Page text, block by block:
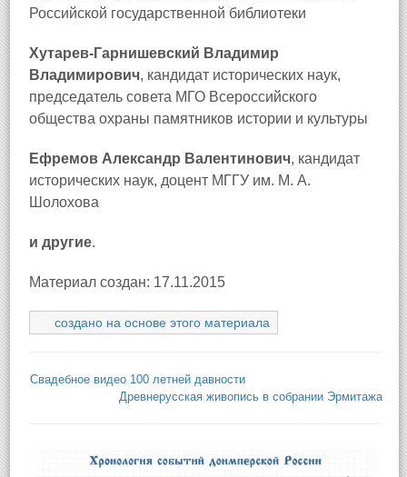
Российской государственной библиотеки
Хутарев-Гарнишевский Владимир
Владимирович, кандидат исторических наук,
председатель совета МГО Всероссийского
общества охраны памятников истории и культуры
Ефремов Александр Валентинович, кандидат
исторических наук, доцент МГГУ им. М. А.
Шолохова
и другие.
Материал создан: 17.11.2015
создано на основе этого материала
Свадебное видео 100 летней давности
Древнерусская живопись в собрании Эрмитажа